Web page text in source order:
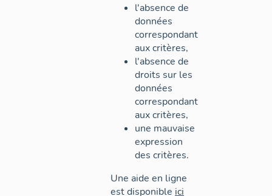
l'absence de
données
correspondant
aux critères,
l'absence de
droits sur les
données
correspondant
aux critères,
une mauvaise
expression
des critères.
Une aide en ligne
est disponible ici